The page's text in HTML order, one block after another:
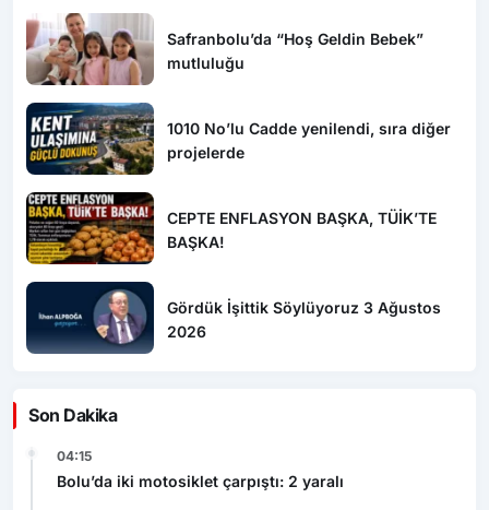
Safranbolu’da “Hoş Geldin Bebek”
mutluluğu
1010 No’lu Cadde yenilendi, sıra diğer
projelerde
CEPTE ENFLASYON BAŞKA, TÜİK’TE
BAŞKA!
Gördük İşittik Söylüyoruz 3 Ağustos
2026
Son Dakika
04:15
Bolu’da iki motosiklet çarpıştı: 2 yaralı